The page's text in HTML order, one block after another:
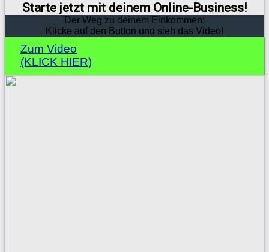
Starte jetzt mit deinem Online-Business!
Der Weg zu deinem Einkommen:
Klicke auf den Button und sieh das Video!
Zum Video
(KLICK HIER)